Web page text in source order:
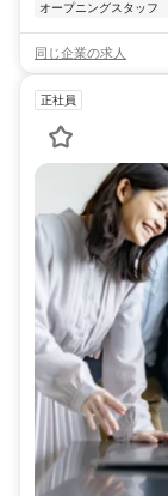
オープニングスタッフ
同じ企業の求人
正社員